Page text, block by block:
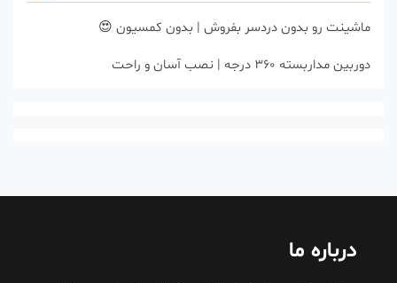
ماشینت رو بدون دردسر بفروش | بدون کمسیون 😍
دوربین مداربسته 360 درجه | نصب آسان و راحت
درباره ما